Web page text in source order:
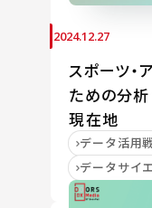
2024.12.27
スポーツ・
ための分
現在地
データ活用
データサイ